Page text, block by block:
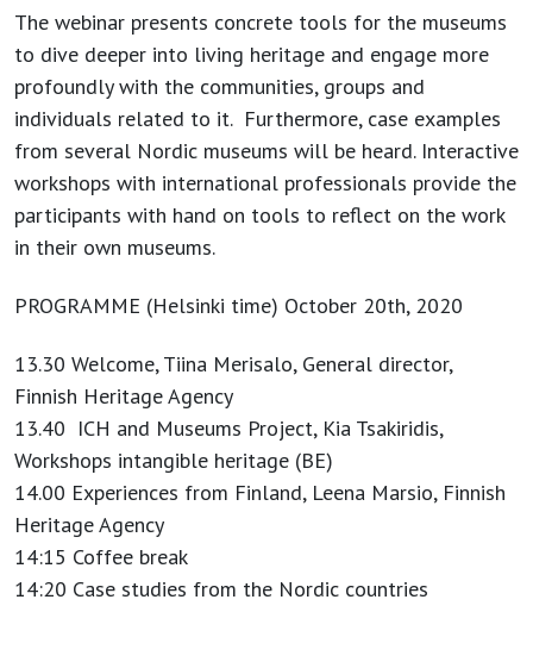
The webinar presents concrete tools for the museums
to dive deeper into living heritage and engage more
profoundly with the communities, groups and
individuals related to it. Furthermore, case examples
from several Nordic museums will be heard. Interactive
workshops with international professionals provide the
participants with hand on tools to reflect on the work
in their own museums.
PROGRAMME (Helsinki time) October 20th, 2020
13.30 Welcome, Tiina Merisalo, General director,
Finnish Heritage Agency
13.40 ICH and Museums Project, Kia Tsakiridis,
Workshops intangible heritage (BE)
14.00 Experiences from Finland, Leena Marsio, Finnish
Heritage Agency
14:15 Coffee break
14:20 Case studies from the Nordic countries